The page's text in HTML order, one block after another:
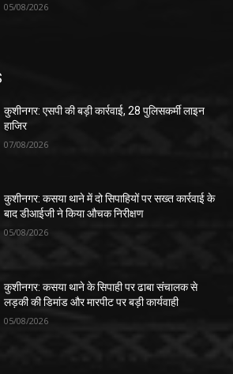
05/08/2026
कुशीनगर: एसपी की बड़ी कार्रवाई, 28 पुलिसकर्मी लाइन
हाजिर
07/08/2026
कुशीनगर: कसया थाने में दो सिपाहियों पर सख्त कार्रवाई के
बाद डीआईजी ने किया औचक निरीक्षण
05/08/2026
कुशीनगर: कसया थाने के सिपाही पर ढाबा संचालक से
लड़की की डिमांड और मारपीट पर बड़ी कार्यवाही
05/08/2026